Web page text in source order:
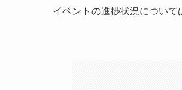
イベントの進捗状況について